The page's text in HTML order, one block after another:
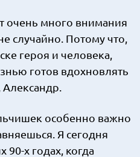
очень много внимания
случайно. Потому что,
героя и человека,
готов вдохновлять
особенно важно
Я сегодня
х годах, когда